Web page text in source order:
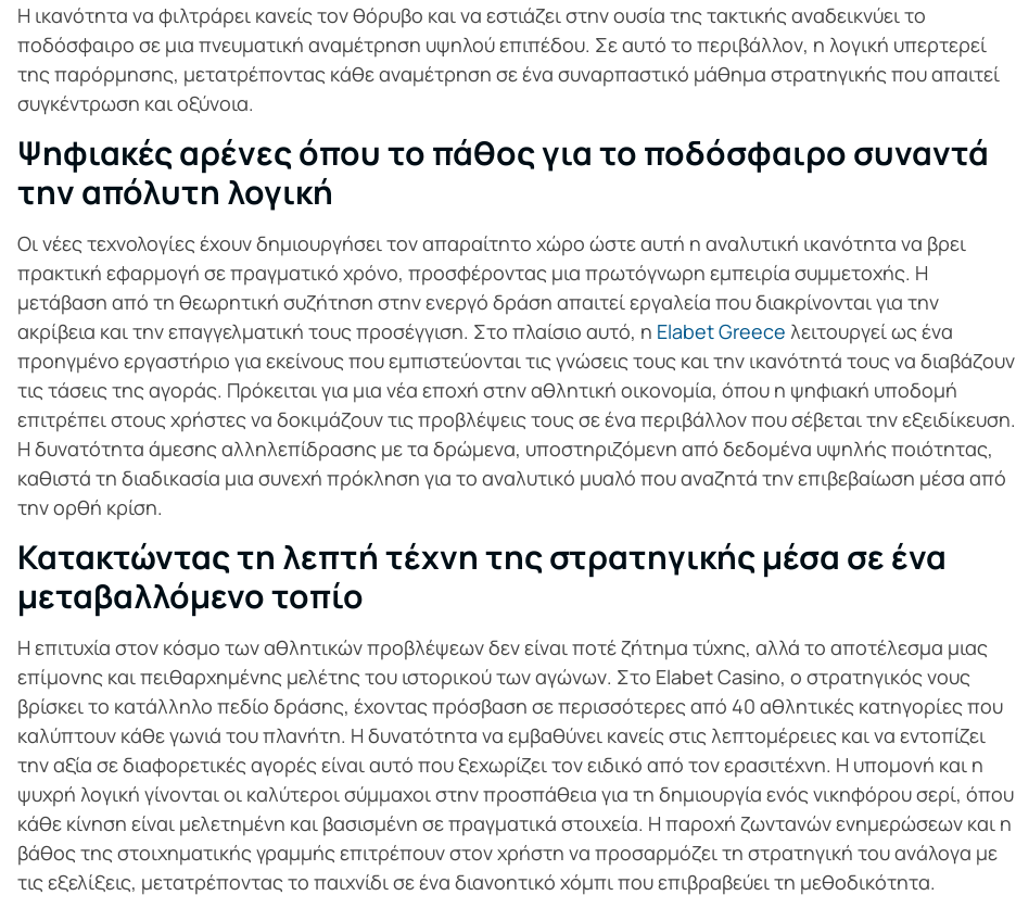
Η ικανότητα να φιλτράρει κανείς τον θόρυβο και να εστιάζει στην ουσία της τακτικής αναδεικνύει το
ποδόσφαιρο σε μια πνευματική αναμέτρηση υψηλού επιπέδου. Σε αυτό το περιβάλλον, η λογική υπερτερεί
της παρόρμησης, μετατρέποντας κάθε αναμέτρηση σε ένα συναρπαστικό μάθημα στρατηγικής που απαιτεί
συγκέντρωση και οξύνοια.
Ψηφιακές αρένες όπου το πάθος για το ποδόσφαιρο συναντά
την απόλυτη λογική
Οι νέες τεχνολογίες έχουν δημιουργήσει τον απαραίτητο χώρο ώστε αυτή η αναλυτική ικανότητα να βρει
πρακτική εφαρμογή σε πραγματικό χρόνο, προσφέροντας μια πρωτόγνωρη εμπειρία συμμετοχής. Η
μετάβαση από τη θεωρητική συζήτηση στην ενεργό δράση απαιτεί εργαλεία που διακρίνονται για την
ακρίβεια και την επαγγελματική τους προσέγγιση. Στο πλαίσιο αυτό, η Elabet Greece λειτουργεί ως ένα
προηγμένο εργαστήριο για εκείνους που εμπιστεύονται τις γνώσεις τους και την ικανότητά τους να διαβάζουν
τις τάσεις της αγοράς. Πρόκειται για μια νέα εποχή στην αθλητική οικονομία, όπου η ψηφιακή υποδομή
επιτρέπει στους χρήστες να δοκιμάζουν τις προβλέψεις τους σε ένα περιβάλλον που σέβεται την εξειδίκευση.
Η δυνατότητα άμεσης αλληλεπίδρασης με τα δρώμενα, υποστηριζόμενη από δεδομένα υψηλής ποιότητας,
καθιστά τη διαδικασία μια συνεχή πρόκληση για το αναλυτικό μυαλό που αναζητά την επιβεβαίωση μέσα από
την ορθή κρίση.
Κατακτώντας τη λεπτή τέχνη της στρατηγικής μέσα σε ένα
μεταβαλλόμενο τοπίο
Η επιτυχία στον κόσμο των αθλητικών προβλέψεων δεν είναι ποτέ ζήτημα τύχης, αλλά το αποτέλεσμα μιας
επίμονης και πειθαρχημένης μελέτης του ιστορικού των αγώνων. Στο Elabet Casino, ο στρατηγικός νους
βρίσκει το κατάλληλο πεδίο δράσης, έχοντας πρόσβαση σε περισσότερες από 40 αθλητικές κατηγορίες που
καλύπτουν κάθε γωνιά του πλανήτη. Η δυνατότητα να εμβαθύνει κανείς στις λεπτομέρειες και να εντοπίζει
την αξία σε διαφορετικές αγορές είναι αυτό που ξεχωρίζει τον ειδικό από τον ερασιτέχνη. Η υπομονή και η
ψυχρή λογική γίνονται οι καλύτεροι σύμμαχοι στην προσπάθεια για τη δημιουργία ενός νικηφόρου σερί, όπου
κάθε κίνηση είναι μελετημένη και βασισμένη σε πραγματικά στοιχεία. Η παροχή ζωντανών ενημερώσεων και η
βάθος της στοιχηματικής γραμμής επιτρέπουν στον χρήστη να προσαρμόζει τη στρατηγική του ανάλογα με
τις εξελίξεις, μετατρέποντας το παιχνίδι σε ένα διανοητικό χόμπι που επιβραβεύει τη μεθοδικότητα.